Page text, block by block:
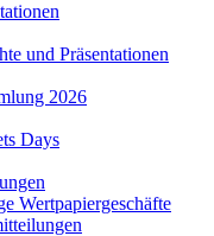
und Präsentationen
2026
Days
Wertpapiergeschäfte